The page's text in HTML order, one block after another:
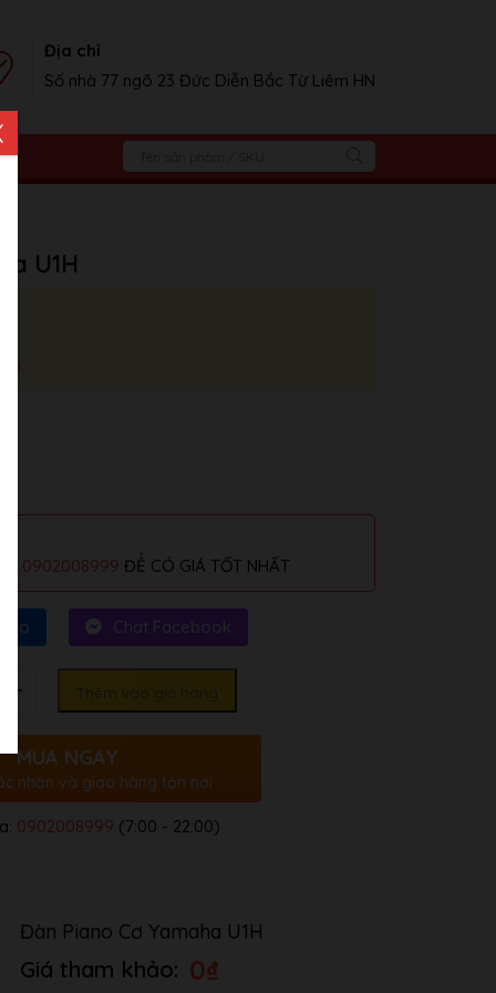
Địa chỉ
Số nhà 77 ngõ 23 Đức Diễn Bắc Từ Liêm HN
U1H
0902008999 ĐỂ CÓ GIÁ TỐT NHẤT
Chat Facebook
Thêm vào giỏ hàng
MUA NGAY
nhận và giao hàng tận nơi
0902008999 (7:00 - 22:00)
Đàn Piano Cơ Yamaha U1H
0₫